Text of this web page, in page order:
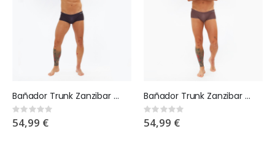
Bañador Trunk Zanzibar negro logo en blanco
Rating:
0%
54,99 €
Bañador Trunk Zanzibar marrón logo en blanco
Rating:
0%
54,99 €